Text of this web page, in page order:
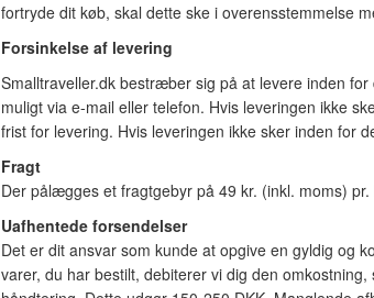
fortryde dit køb, skal dette ske i overensstemmelse
Forsinkelse af levering
Smalltraveller.dk bestræber sig på at levere inden
muligt via e-mail eller telefon. Hvis leveringen ikke
frist for levering. Hvis leveringen ikke sker inden for
Fragt
Der pålægges et fragtgebyr på 49 kr. (inkl. moms) pr.
Uafhentede forsendelser
Det er dit ansvar som kunde at opgive en gyldig og
varer, du har bestilt, debiterer vi dig den